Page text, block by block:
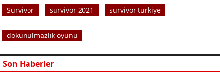
Survivor survivor 2021 survivor türkiye
dokunulmazlık oyunu
Son Haberler